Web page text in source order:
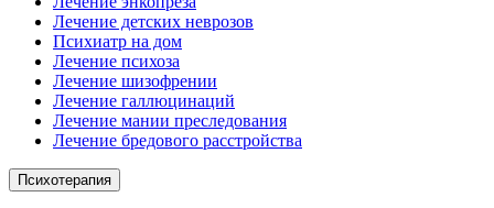
Лечение детских неврозов
Психиатр на дом
Лечение психоза
Лечение шизофрении
Лечение галлюцинаций
Лечение мании преследования
Лечение бредового расстройства
Психотерапия